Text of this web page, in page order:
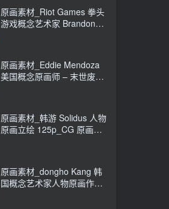
原画素材_Riot Games 拳头
游戏概念艺术家 Brandon
原画素材_Eddie Mendoza
美国概念原画师 – 末世废土
原画素材_韩游 Solidus 人物
原画立绘 125p_CG 原画资
原画素材_dongho Kang 韩
国概念艺术家人物原画作品